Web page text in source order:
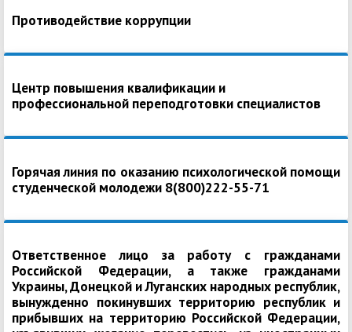
Противодействие коррупции
Центр повышения квалификации и
профессиональной переподготовки специалистов
Горячая линия по оказанию психологической помощи
студенческой молодежи 8(800)222-55-71
Ответственное лицо за работу с гражданами
Российской Федерации, а также гражданами
Украины, Донецкой и Луганских народных республик,
вынужденно покинувших территорию республик и
прибывших на территорию Российской Федерации,